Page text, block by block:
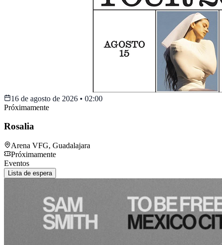
16 de agosto de 2026 • 02:00
Próximamente
Rosalia
Arena VFG, Guadalajara
Próximamente
Eventos
Lista de espera